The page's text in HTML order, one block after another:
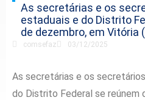
As secretárias e os
estaduais e do Distrito
de dezembro, em Vitória
comsefaz 03/12/2025
As secretárias e os
do Distrito Federal se reúnem